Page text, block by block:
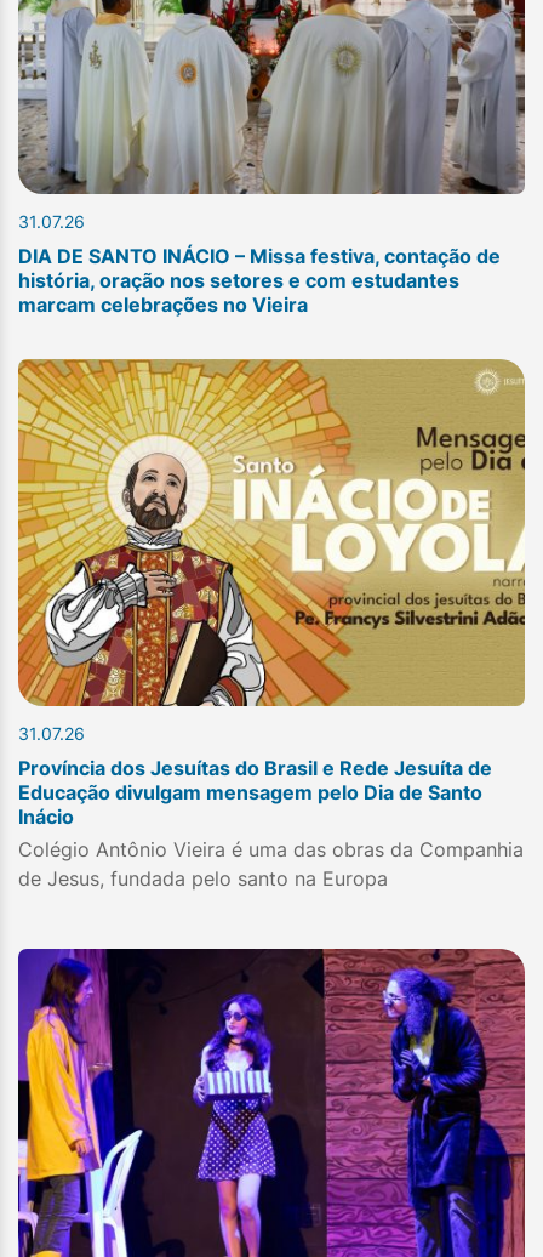
31.07.26
DIA DE SANTO INÁCIO – Missa festiva, contação de
história, oração nos setores e com estudantes
marcam celebrações no Vieira
31.07.26
Província dos Jesuítas do Brasil e Rede Jesuíta de
Educação divulgam mensagem pelo Dia de Santo
Inácio
Colégio Antônio Vieira é uma das obras da Companhia
de Jesus, fundada pelo santo na Europa